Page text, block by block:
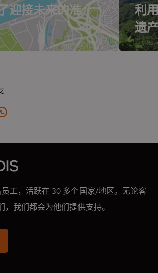
迎接未来的准
利
遗
工，活跃在 30 多个国家/地区。无论客
，我们都会为他们提供支持。